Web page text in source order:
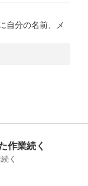
自分の名前、メ
作業続く
く